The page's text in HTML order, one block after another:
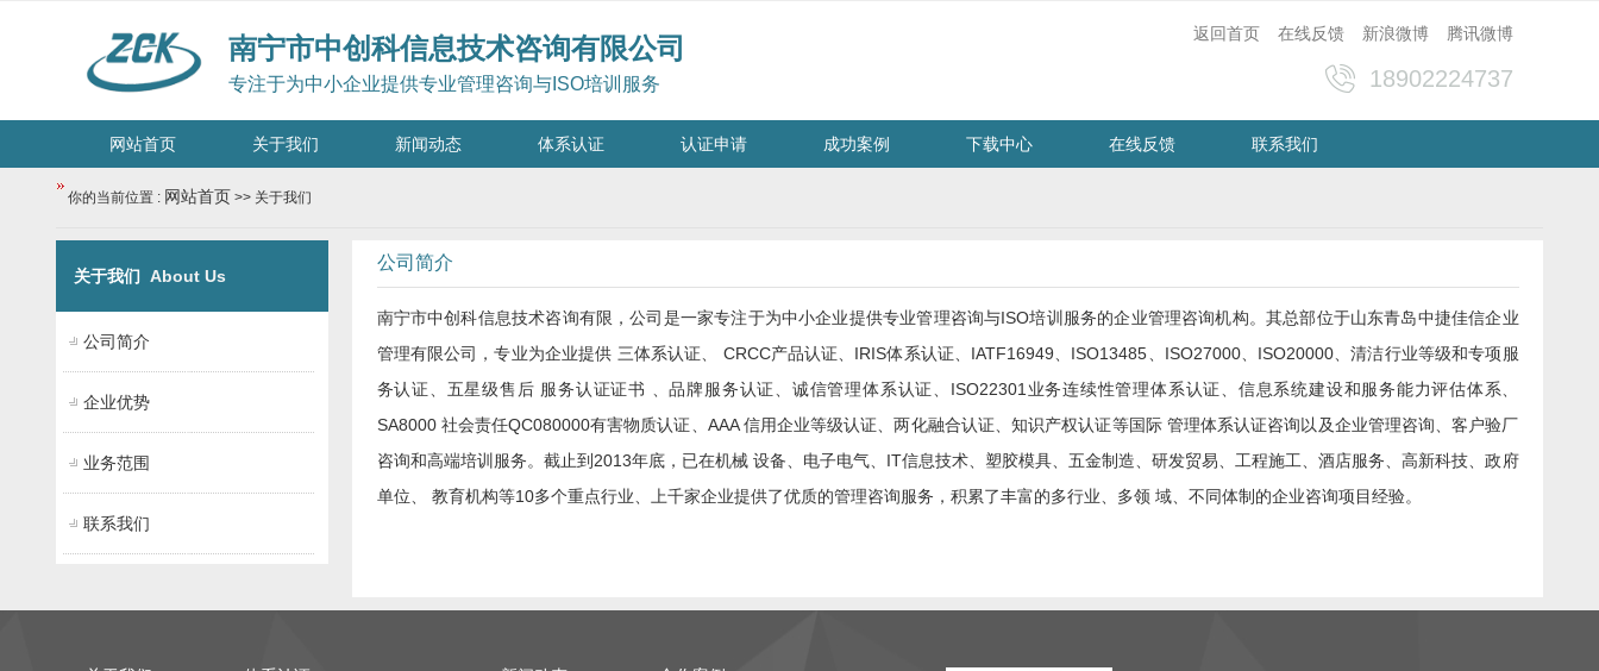
南宁市中创科信息技术咨询有限公司
专注于为中小企业提供专业管理咨询与ISO培训服务
返回首页 在线反馈 新浪微博 腾讯微博
18902224737
网站首页 关于我们 新闻动态 体系认证 认证申请 成功案例 下载中心 在线反馈 联系我们
你的当前位置 : 网站首页 >> 关于我们
关于我们 About Us
公司简介
企业优势
业务范围
联系我们
公司简介
南宁市中创科信息技术咨询有限，公司是一家专注于为中小企业提供专业管理咨询与ISO培训服务的企业管理咨询机构。其总部位于山东青岛中捷佳信企业
管理有限公司，专业为企业提供 三体系认证、 CRCC产品认证、IRIS体系认证、IATF16949、ISO13485、ISO27000、ISO20000、清洁行业等级和专项服
务认证、五星级售后 服务认证证书 、品牌服务认证、诚信管理体系认证、ISO22301业务连续性管理体系认证、信息系统建设和服务能力评估体系、
SA8000 社会责任QC080000有害物质认证、AAA 信用企业等级认证、两化融合认证、知识产权认证等国际 管理体系认证咨询以及企业管理咨询、客户验厂
咨询和高端培训服务。截止到2013年底，已在机械 设备、电子电气、IT信息技术、塑胶模具、五金制造、研发贸易、工程施工、酒店服务、高新科技、政府
单位、 教育机构等10多个重点行业、上千家企业提供了优质的管理咨询服务，积累了丰富的多行业、多领 域、不同体制的企业咨询项目经验。